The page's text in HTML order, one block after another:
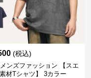
(税込)
ンズファッション 【スエ
材Tシャツ】 3カラー